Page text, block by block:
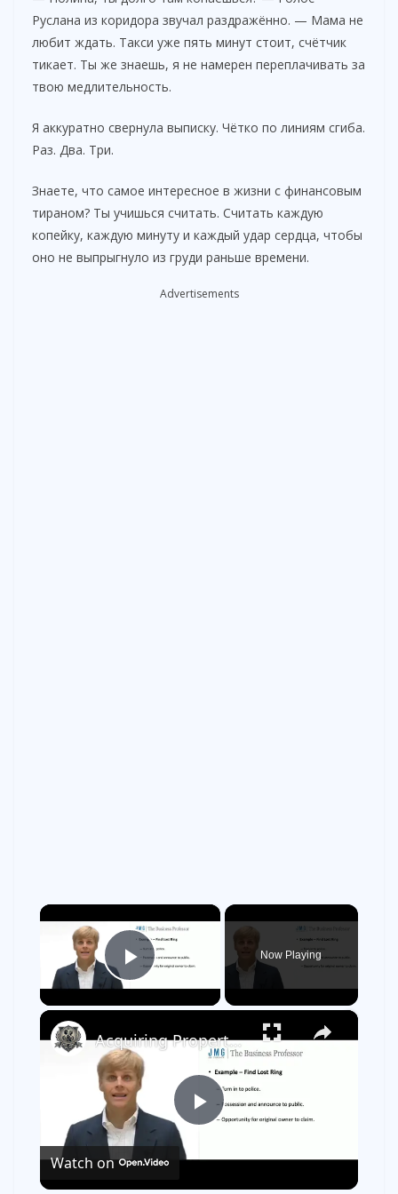
Руслана из коридора звучал раздражённо. — Мама не
любит ждать. Такси уже пять минут стоит, счётчик
тикает. Ты же знаешь, я не намерен переплачивать за
твою медлительность.
Я аккуратно свернула выписку. Чётко по линиям сгиба.
Раз. Два. Три.
Знаете, что самое интересное в жизни с финансовым
тираном? Ты учишься считать. Считать каждую
копейку, каждую минуту и каждый удар сердца, чтобы
оно не выпрыгнуло из груди раньше времени.
Advertisements
×
Play Video
Now Playing
×
P
Acquiring Property through First Possession
Watch on